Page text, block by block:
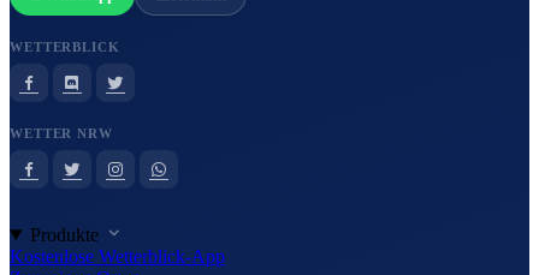
WETTERBLICK
WETTER NRW
Produkte
Kostenlose Wetterblick-App